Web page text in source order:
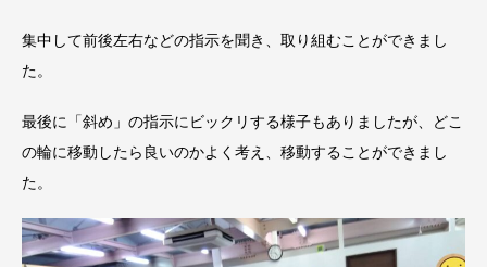
集中して前後左右などの指示を聞き、取り組むことができまし
た。
最後に「斜め」の指示にビックリする様子もありましたが、どこ
の輪に移動したら良いのかよく考え、移動することができまし
た。